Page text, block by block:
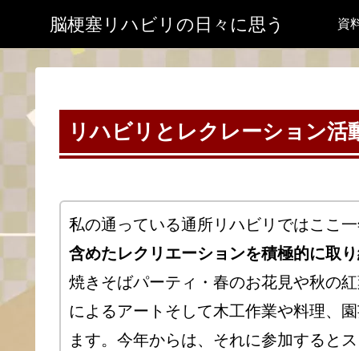
脳梗塞リハビリの日々に思う 資
リハビリとレクレーション活
私の通っている通所リハビリではここ
含めたレクリエーションを積極的に取
焼きそばパーティ・春のお花見や秋の
によるアートそして木工作業や料理、
ます。今年からは、それに参加すると